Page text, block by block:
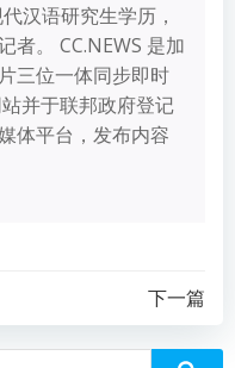
汉语研究生学历，
者。 CC.NEWS 是加
三位一体同步即时
并于联邦政府登记
体平台，发布内容
下一篇